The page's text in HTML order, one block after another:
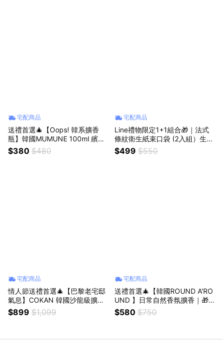
宅配商品
送禮首選🎄【Oops! 韓系擴香
瓶】韓國MUMUNE 100ml 繽紛
擴香｜🎁收禮人自選香｜生日禮
物 情人節禮物
$380 $480
宅配商品
Line禮物限定1+1組合🎁｜法式
條紋衛生紙束口袋 (2入組）生日
禮物 情人節禮物
$499 $550
宅配商品
情人節送禮首選🎄【巴黎老宅邸
氣息】COKAN 韓國沙龍級擴香
｜🎁收禮人自選香｜生日禮物 情
人節禮物
$899 $1,099
宅配商品
送禮首選🎄【韓國ROUND A'RO
UND 】日常自然香氛擴香｜🎁
收禮人自選香｜生日禮物 情人節
禮物
$580 $750